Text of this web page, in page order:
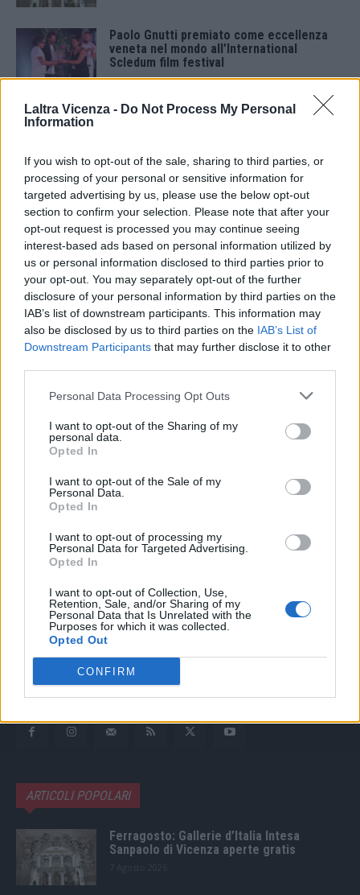
Laltra Vicenza - Do Not Process My Personal
Information
If you wish to opt-out of the sale, sharing to third parties, or
processing of your personal or sensitive information for
targeted advertising by us, please use the below opt-out
section to confirm your selection. Please note that after your
opt-out request is processed you may continue seeing
interest-based ads based on personal information utilized by
us or personal information disclosed to third parties prior to
your opt-out. You may separately opt-out of the further
disclosure of your personal information by third parties on the
IAB’s list of downstream participants. This information may
also be disclosed by us to third parties on the IAB’s List of
Downstream Participants that may further disclose it to other
Personal Data Processing Opt Outs
I want to opt-out of the Sharing of my
personal data.
Opted In
I want to opt-out of the Sale of my
Personal Data.
Opted In
I want to opt-out of processing my
Personal Data for Targeted Advertising.
Opted In
I want to opt-out of Collection, Use,
Retention, Sale, and/or Sharing of my
Personal Data that Is Unrelated with the
Purposes for which it was collected.
Opted Out
CONFIRM
Paolo Gnutti premiato come eccellenza
veneta nel mondo all’International
Scledum film festival
6 Agosto 2026
Berici in Festival 2026: a Lonigo “Little
“Teatro in casa”: il 5 agosto il primo
spettacolo a Marano Vicentino con Maria
Celeste Carobene
4 Agosto 2026
Salotti Urbani 2026 al Bixio di Vicenza:
agosto inizia con libri, poesie e musica
3 Agosto 2026
Vicenza, Gallerie d’Italia aperta e gratis
domenica 2 agosto
1 Agosto 2026
Quotidiano web del bello e sul buono di Vicenza e dintorni
redazione@laltravicenza.it
Pubblicità
laltravicenza@laltravicenza.it
Amministrazione
ARTICOLI POPOLARI
Ferragosto: Gallerie d’Italia Intesa
Sanpaolo di Vicenza aperte gratis